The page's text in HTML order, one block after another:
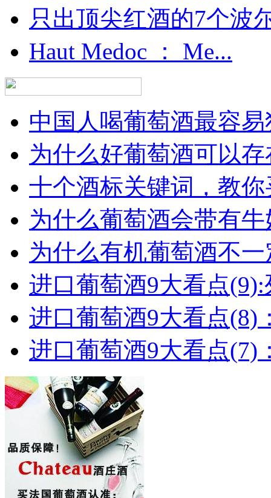
只出顶尖红酒的7个波
Haut Medoc ： Me...
中国人喝葡萄酒最容
为什么好葡萄酒可以
十个酒标关键词，教
为什么葡萄酒会带有
为什么有机葡萄酒不
进口葡萄酒9大看点(9):
进口葡萄酒9大看点(8)
进口葡萄酒9大看点(7)